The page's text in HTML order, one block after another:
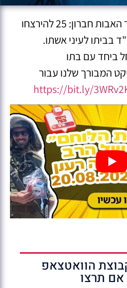
"פנק את הלוחם" מעיר האבות חברון: 25 להירצחו
בביתו לעיני אשתו.
ביחד עם בתו
המבורך שלנו עבור
https://bit.ly/
הוואטצאפ
תרצו